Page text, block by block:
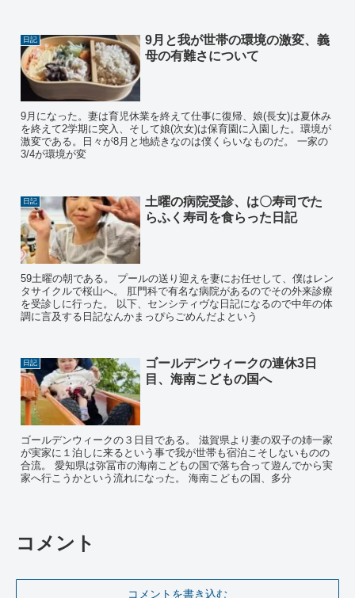
日記
9月と我が世帯の環境の激変、義
母の有難さについて
9月になった。妻は育児休業を終えて仕事に復帰、娘(長女)は夏休み
を終えて2学期に突入、そして娘(次女)は保育園に入園した。環境が
激変である。日々が8月と地続きなのは僕くらいなものだ。 一家の
3/4が環境が変
日記
土曜の病院受診、は〇寿司でた
らふく寿司を食らった日記
59土曜の朝である。 プールの送り迎えを妻にお任せして、僕はレン
タサイクルで桜山へ。 肛門科で有名な病院があるのでその外来診療
を受診しに行った。 以下、センシティヴな日記になるので中年の体
調に言及する日記なんかまっぴらごめんだよという
日記
ゴールデンウィークの連休3日
目、海南こどもの国へ
ゴールデンウィークの３日目である。 滋賀県より妻の双子の姉一家
が実家に１泊しに来るという事で我が世帯も宿泊こそしないものの
合流。 愛知県は弥冨市の海南こどもの国で落ち合って遊んでから実
家へ行こうかという流れになった。 海南こどもの国、多分
コメント
コメントを書き込む